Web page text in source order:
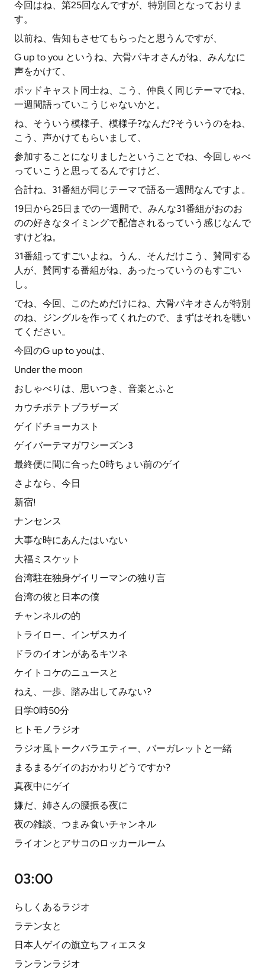
今回はね、第25回なんですが、特別回となっておりま
す。
以前ね、告知もさせてもらったと思うんですが、
G up to you というね、六骨パキオさんがね、みんなに
声をかけて、
ポッドキャスト同士ね、こう、仲良く同じテーマでね、
一週間語っていこうじゃないかと。
ね、そういう模様子、模様子?なんだ?そういうのをね、
こう、声かけてもらいまして、
参加することになりましたということでね、今回しゃべ
っていこうと思ってるんですけど、
合計ね、31番組が同じテーマで語る一週間なんですよ。
19日から25日までの一週間で、みんな31番組がおのお
のの好きなタイミングで配信されるっていう感じなんで
すけどね。
31番組ってすごいよね。うん、そんだけこう、賛同する
人が、賛同する番組がね、あったっていうのもすごい
し。
でね、今回、このためだけにね、六骨パキオさんが特別
のね、ジングルを作ってくれたので、まずはそれを聴い
てください。
今回のG up to youは、
Under the moon
おしゃべりは、思いつき、音楽とふと
カウチポテトブラザーズ
ゲイドチョーカスト
ゲイバーテマガワシーズン3
最終便に間に合った0時ちょい前のゲイ
さよなら、今日
新宿!
ナンセンス
大事な時にあんたはいない
大福ミスケット
台湾駐在独身ゲイリーマンの独り言
台湾の彼と日本の僕
チャンネルの的
トライロー、インザスカイ
ドラのイオンがあるキツネ
ケイトコケのニュースと
ねえ、一歩、踏み出してみない?
日学0時50分
ヒトモノラジオ
ラジオ風トークバラエティー、バーガレットと一緒
まるまるゲイのおかわりどうですか?
真夜中にゲイ
嫌だ、姉さんの腰振る夜に
夜の雑談、つまみ食いチャンネル
ライオンとアサコのロッカールーム
03:00
らしくあるラジオ
ラテン女と
日本人ゲイの旗立ちフィエスタ
ランランラジオ